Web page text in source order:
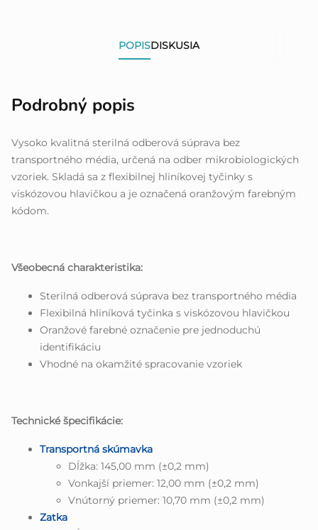
POPISDISKUSIA
Podrobný popis
Vysoko kvalitná sterilná odberová súprava bez
transportného média, určená na odber mikrobiologických
vzoriek. Skladá sa z flexibilnej hliníkovej tyčinky s
viskózovou hlavičkou a je označená oranžovým farebným
kódom.
Všeobecná charakteristika:
Sterilná odberová súprava bez transportného média
Flexibilná hliníková tyčinka s viskózovou hlavičkou
Oranžové farebné označenie pre jednoduchú
identifikáciu
Vhodné na okamžité spracovanie vzoriek
Technické špecifikácie:
Transportná skúmavka
Dĺžka: 145,00 mm (±0,2 mm)
Vonkajší priemer: 12,00 mm (±0,2 mm)
Vnútorný priemer: 10,70 mm (±0,2 mm)
Zatka